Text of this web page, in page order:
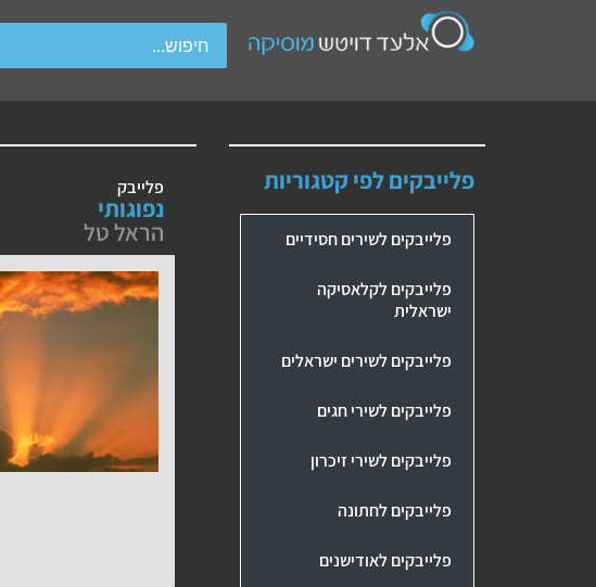
or with swipe gestures.
פלייבקים לפי קטגוריות
פלייבקים לשירים חסידיים
פלייבקים לקלאסיקה
ישראלית
פלייבקים לשירים ישראלים
פלייבקים לשירי חגים
פלייבקים לשירי זיכרון
פלייבקים לחתונה
פלייבקים לאודישנים
פלייבק
נפוגותי
הראל טל